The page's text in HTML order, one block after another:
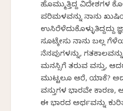
ಹೊಮ್ಮುತ್ತಿದ್ದ ವಿದೇಶಗಳ
ಪರಿಮಳವನ್ನು ನಾನು
ಉಸಿರೆಳೆದುಕೊಳ್ಳುತಿದ್ದದ್ದು
ಸೂಟ್ಕೇಸು ನಾನು ಬಲ್ಲ
ನೆನಪುಗಳನ್ನು,
ಮನಸ್ಸಿಗೆ ತರುವ ವಸ್ತು,
ಮುಟ್ಟಲೂ ಆರೆ, ಯಾಕೆ?
ವಸ್ತುಗಳ ಭಾರವೇ ಕಾರಣ,
ಈ ಭಾರದ ಅರ್ಥವನ್ನು